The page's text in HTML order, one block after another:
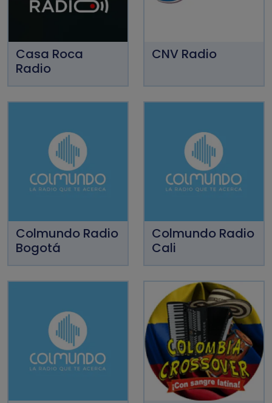
Casa Roca
Radio
CNV Radio
Colmundo Radio
Bogotá
Colmundo Radio
Cali